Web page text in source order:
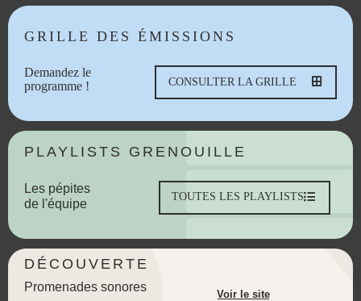
GRILLE DES ÉMISSIONS
Demandez le
programme !
CONSULTER LA GRILLE
PLAYLISTS GRENOUILLE
Les pépites
de l'équipe
TOUTES LES PLAYLISTS
DÉCOUVERTE
Promenades sonores
Voir le site